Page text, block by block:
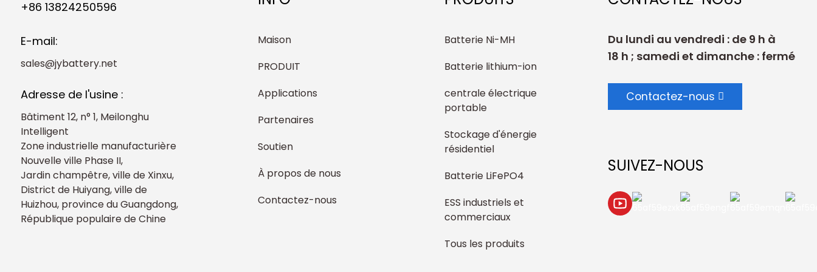
+86 13824250596
E-mail:
sales@jybattery.net
Adresse de l'usine :
Bâtiment 12, n° 1, Meilonghu
Intelligent
Zone industrielle manufacturière
Nouvelle ville Phase II,
Jardin champêtre, ville de Xinxu,
District de Huiyang, ville de
Huizhou, province du Guangdong,
République populaire de Chine
Maison
PRODUIT
Applications
Partenaires
Soutien
À propos de nous
Contactez-nous
Batterie Ni-MH
Batterie lithium-ion
centrale électrique
portable
Stockage d'énergie
résidentiel
Batterie LiFePO4
ESS industriels et
commerciaux
Tous les produits
Du lundi au vendredi : de 9 h à
18 h ; samedi et dimanche : fermé
Contactez-nous
SUIVEZ-NOUS